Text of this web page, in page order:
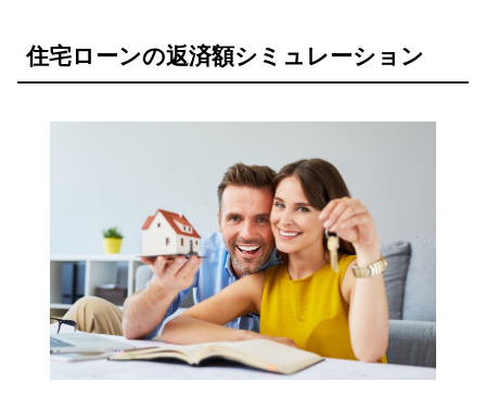
住宅ローンの返済額シミュレーション